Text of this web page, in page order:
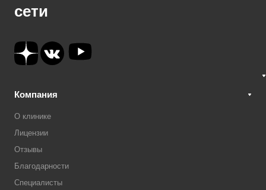
сети
Компания
О клинике
Лицензии
Отзывы
Благодарности
Специалисты